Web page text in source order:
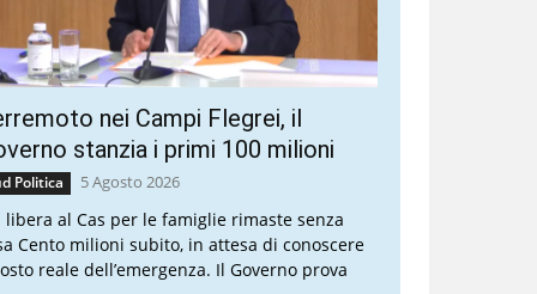
nei Campi Flegrei, il
stanzia i primi 100 milioni
Politica 5 Agosto 2026
libera al Cas per le famiglie rimaste senza
Cento milioni subito, in attesa di conoscere
reale dell’emergenza. Il Governo prova